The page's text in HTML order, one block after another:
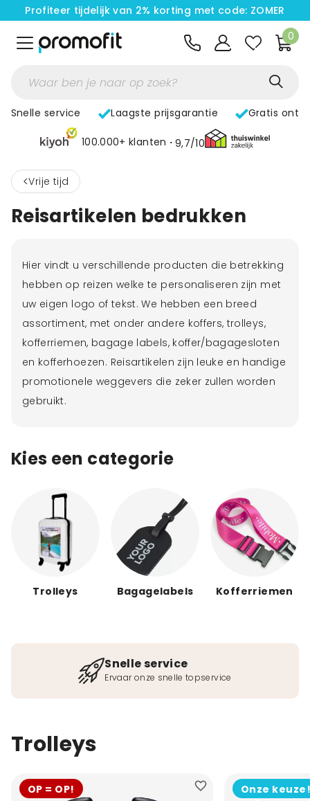
Profiteer tijdelijk van 2% korting met code: ZOMER
0
Snelle service Laagste prijsgarantie Gratis
100.000+ klanten 9,7/10
< Vrije tijd
Reisartikelen bedrukken
Hier vindt u verschillende producten die betrekking
hebben op reizen welke te personaliseren zijn met
uw eigen logo of tekst. We hebben een breed
assortiment, met onder andere koffers, trolleys,
kofferriemen, bagage labels, koffer/bagagesloten
en kofferhoezen. Reisartikelen zijn leuke en handige
promotionele weggevers die zeker zullen worden
gebruikt.
Kies een categorie
Trolleys Bagagelabels Kofferriemen
Snelle service
Ervaar onze snelle topservice
Trolleys
OP = OP! Onze